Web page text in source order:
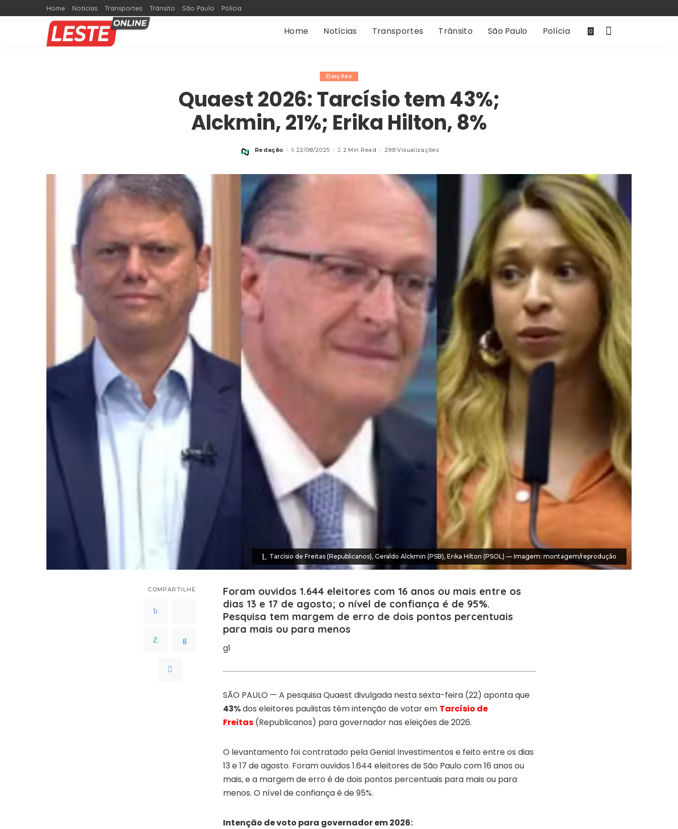
Home Notícias Transportes Trânsito São Paulo Polícia
Home Notícias Transportes Trânsito São Paulo Polícia 0
Eleições
Quaest 2026: Tarcísio tem 43%;
Alckmin, 21%; Erika Hilton, 8%
Posted
Redação 22/08/2025 2 Min Read 298 Visualizações
Tarcísio de Freitas (Republicanos), Geraldo Alckmin (PSB), Erika Hilton (PSOL) — Imagem: montagem/reprodução
COMPARTILHE
Foram ouvidos 1.644 eleitores com 16 anos ou mais entre os
dias 13 e 17 de agosto; o nível de confiança é de 95%.
Pesquisa tem margem de erro de dois pontos percentuais
para mais ou para menos
g1
SÃO PAULO — A pesquisa Quaest divulgada nesta sexta-feira (22) aponta que
43%dos eleitores paulistas têm intenção de votar em Tarcísio de
Freitas (Republicanos) para governador nas eleições de 2026.
O levantamento foi contratado pela Genial Investimentos e feito entre os dias
13 e 17 de agosto. Foram ouvidos 1.644 eleitores de São Paulo com 16 anos ou
mais, e a margem de erro é de dois pontos percentuais para mais ou para
menos. O nível de confiança é de 95%.
Intenção de voto para governador em 2026: